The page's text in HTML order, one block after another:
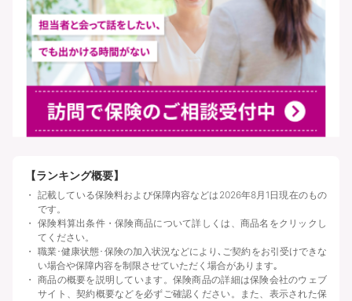
【ランキング概要】
記載している保険料および保障内容などは2026年8月1日現在のもの
です。
保険料算出条件・保険商品について詳しくは、商品名をクリックし
てください。
職業･健康状態･保険の加入状況などにより､ご契約をお引受けできな
い場合や保障内容を制限させていただく場合があります｡
商品の概要を説明しています。保険商品の詳細は保険会社のウェブ
サイト、契約概要などを必ずご確認ください。また、表示された保